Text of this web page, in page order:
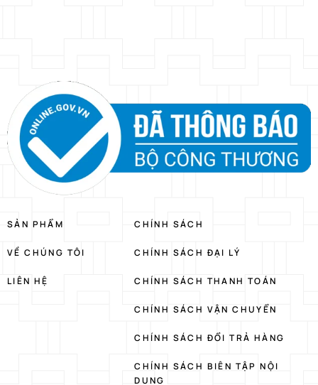
SẢN PHẨM
VỀ CHÚNG TÔI
LIÊN HỆ
CHÍNH SÁCH
CHÍNH SÁCH ĐẠI LÝ
CHÍNH SÁCH THANH TOÁN
CHÍNH SÁCH VẬN CHUYỂN
CHÍNH SÁCH ĐỔI TRẢ HÀNG
CHÍNH SÁCH BIÊN TẬP NỘI
DUNG